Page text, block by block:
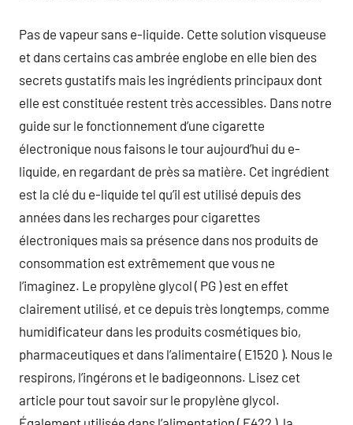
Pas de vapeur sans e-liquide. Cette solution visqueuse
et dans certains cas ambrée englobe en elle bien des
secrets gustatifs mais les ingrédients principaux dont
elle est constituée restent très accessibles. Dans notre
guide sur le fonctionnement d’une cigarette
électronique nous faisons le tour aujourd’hui du e-
liquide, en regardant de près sa matière. Cet ingrédient
est la clé du e-liquide tel qu’il est utilisé depuis des
années dans les recharges pour cigarettes
électroniques mais sa présence dans nos produits de
consommation est extrêmement que vous ne
l’imaginez. Le propylène glycol ( PG ) est en effet
clairement utilisé, et ce depuis très longtemps, comme
humidificateur dans les produits cosmétiques bio,
pharmaceutiques et dans l’alimentaire ( E1520 ). Nous le
respirons, l’ingérons et le badigeonnons. Lisez cet
article pour tout savoir sur le propylène glycol.